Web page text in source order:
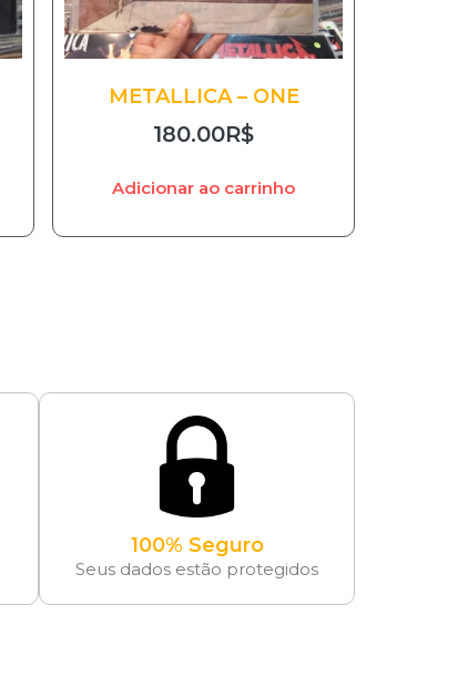
METALLICA – ONE
180.00R$
Adicionar ao carrinho
100% Seguro
Seus dados estão protegidos